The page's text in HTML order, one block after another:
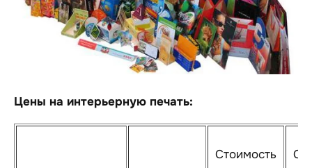
Цены на интерьерную печать:
Стоимость